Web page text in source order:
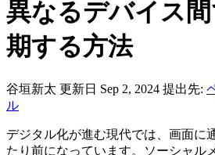
異なるデバイス
期する方法
谷垣新太 更新日 Sep 2, 2024 提出先:
ル
デジタル化が進む現代では、画面に
たり前になっています。ソーシャル